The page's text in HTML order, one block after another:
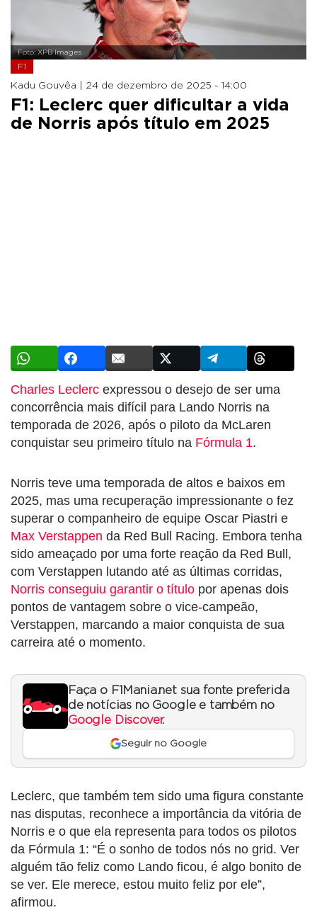
Foto: XPB Images
F1
Kadu Gouvêa | 24 de dezembro de 2025 - 14:00
F1: Leclerc quer dificultar a vida
de Norris após título em 2025
Charles Leclerc expressou o desejo de ser uma
concorrência mais difícil para Lando Norris na
temporada de 2026, após o piloto da McLaren
conquistar seu primeiro título na Fórmula 1.
Norris teve uma temporada de altos e baixos em
2025, mas uma recuperação impressionante o fez
superar o companheiro de equipe Oscar Piastri e
Max Verstappen da Red Bull Racing. Embora tenha
sido ameaçado por uma forte reação da Red Bull,
com Verstappen lutando até as últimas corridas,
Norris conseguiu garantir o título por apenas dois
pontos de vantagem sobre o vice-campeão,
Verstappen, marcando a maior conquista de sua
carreira até o momento.
Faça o F1Mania.net sua fonte preferida
de notícias no Google e também no
Google Discover.
Seguir no Google
Leclerc, que também tem sido uma figura constante
nas disputas, reconhece a importância da vitória de
Norris e o que ela representa para todos os pilotos
da Fórmula 1: “É o sonho de todos nós no grid. Ver
alguém tão feliz como Lando ficou, é algo bonito de
se ver. Ele merece, estou muito feliz por ele”,
afirmou.